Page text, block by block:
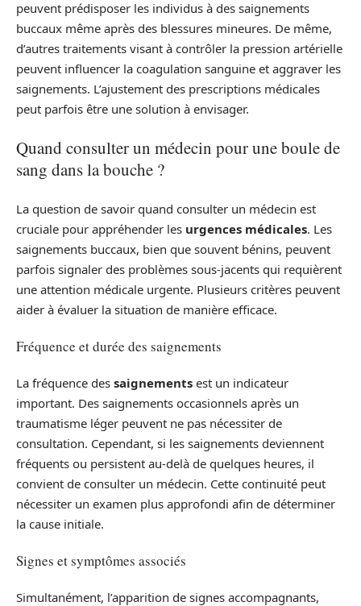
peuvent prédisposer les individus à des saignements
buccaux même après des blessures mineures. De même,
d’autres traitements visant à contrôler la pression artérielle
peuvent influencer la coagulation sanguine et aggraver les
saignements. L’ajustement des prescriptions médicales
peut parfois être une solution à envisager.
Quand consulter un médecin pour une boule de
sang dans la bouche ?
La question de savoir quand consulter un médecin est
cruciale pour appréhender les urgences médicales. Les
saignements buccaux, bien que souvent bénins, peuvent
parfois signaler des problèmes sous-jacents qui requièrent
une attention médicale urgente. Plusieurs critères peuvent
aider à évaluer la situation de manière efficace.
Fréquence et durée des saignements
La fréquence des saignements est un indicateur
important. Des saignements occasionnels après un
traumatisme léger peuvent ne pas nécessiter de
consultation. Cependant, si les saignements deviennent
fréquents ou persistent au-delà de quelques heures, il
convient de consulter un médecin. Cette continuité peut
nécessiter un examen plus approfondi afin de déterminer
la cause initiale.
Signes et symptômes associés
Simultanément, l’apparition de signes accompagnants,